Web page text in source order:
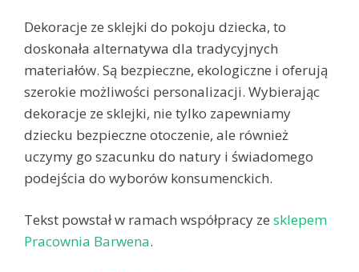
Dekoracje ze sklejki do pokoju dziecka, to
doskonała alternatywa dla tradycyjnych
materiałów. Są bezpieczne, ekologiczne i oferują
szerokie możliwości personalizacji. Wybierając
dekoracje ze sklejki, nie tylko zapewniamy
dziecku bezpieczne otoczenie, ale również
uczymy go szacunku do natury i świadomego
podejścia do wyborów konsumenckich.
Tekst powstał w ramach współpracy ze sklepem
Pracownia Barwena.